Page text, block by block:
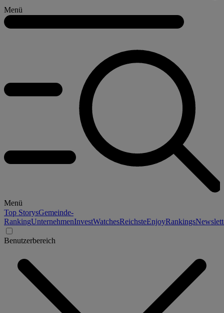
Menü
Menü
Top StorysGemeinde-
RankingUnternehmenInvestWatchesReichsteEnjoyRankings
Benutzerbereich